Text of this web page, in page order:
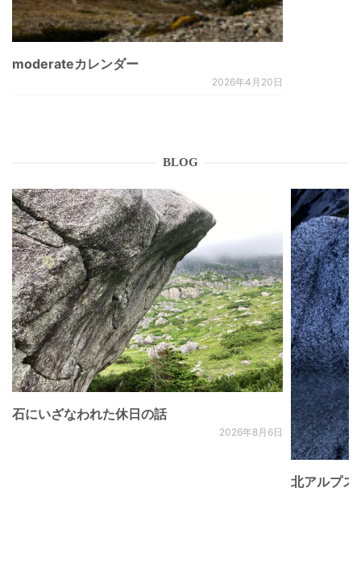
moderateカレンダー
2026年4月20日
BLOG
石にいざなわれた休日の話
2026年8月6日
北アルプ